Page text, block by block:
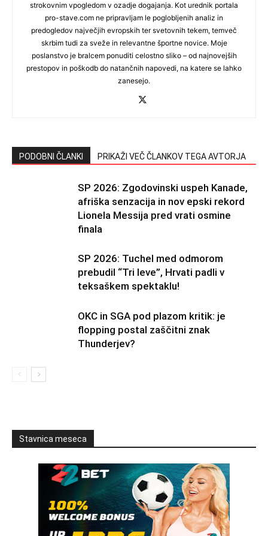
strokovnim vpogledom v ozadje dogajanja. Kot urednik portala
pro-stave.com ne pripravljam le poglobljenih analiz in
predogledov največjih evropskih ter svetovnih tekem, temveč
skrbim tudi za sveže in relevantne športne novice. Moje
poslanstvo je bralcem ponuditi celostno sliko – od najnovejših
prestopov in poškodb do natančnih napovedi, na katere se lahko
zanesejo.
PODOBNI ČLANKI PRIKAŽI VEČ ČLANKOV TEGA AVTORJA
SP 2026: Zgodovinski uspeh Kanade,
afriška senzacija in nov epski rekord
Lionela Messija pred vrati osmine
finala
SP 2026: Tuchel med odmorom
prebudil “Tri leve”, Hrvati padli v
teksaškem spektaklu!
OKC in SGA pod plazom kritik: je
flopping postal zaščitni znak
Thunderjev?
Stavnica meseca